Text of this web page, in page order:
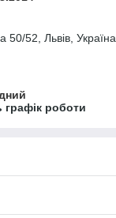
50/52, Львів, Україна
графік роботи